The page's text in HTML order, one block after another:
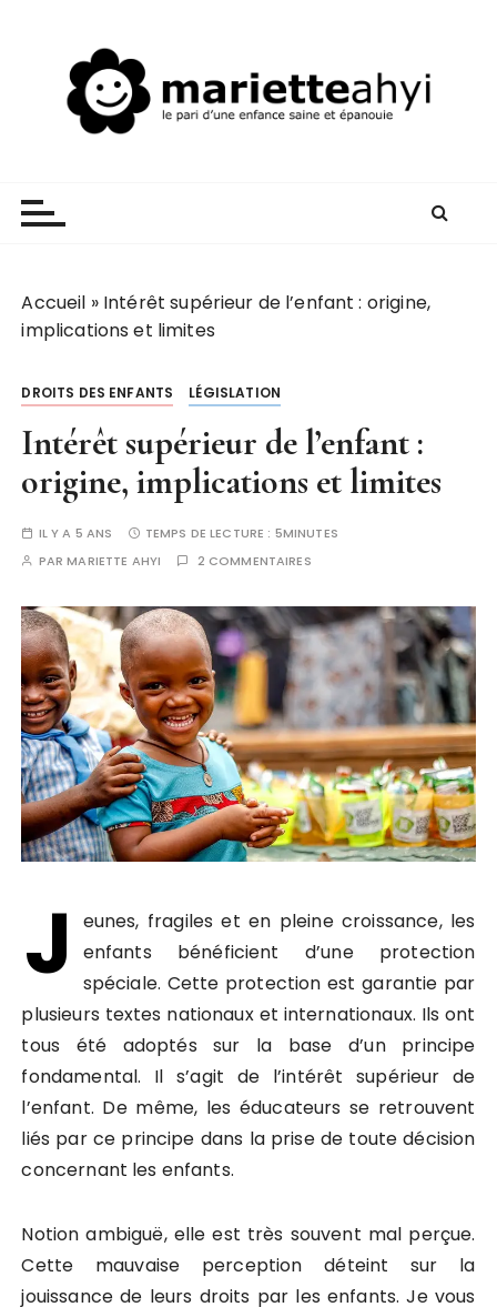
Accueil » Intérêt supérieur de l’enfant : origine,
implications et limites
DROITS DES ENFANTS LÉGISLATION
Intérêt supérieur de l’enfant :
origine, implications et limites
IL Y A 5 ANS TEMPS DE LECTURE : 5MINUTES
PARMARIETTE AHYI 2 COMMENTAIRES
J
eunes, fragiles et en pleine croissance, les
enfants bénéficient d’une protection
spéciale. Cette protection est garantie par
plusieurs textes nationaux et internationaux. Ils ont
tous été adoptés sur la base d’un principe
fondamental. Il s’agit de l’intérêt supérieur de
l’enfant. De même, les éducateurs se retrouvent
liés par ce principe dans la prise de toute décision
concernant les enfants.
Notion ambiguë, elle est très souvent mal perçue.
Cette mauvaise perception déteint sur la
jouissance de leurs droits par les enfants. Je vous